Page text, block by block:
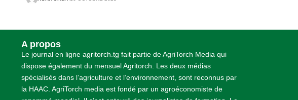
A propos
Le journal en ligne agritorch.tg fait partie de AgriTorch Media qui
dispose également du mensuel Agritorch. Les deux médias
spécialisés dans l’agriculture et l’environnement, sont reconnus par
la HAAC. AgriTorch media est fondé par un agroéconomiste de